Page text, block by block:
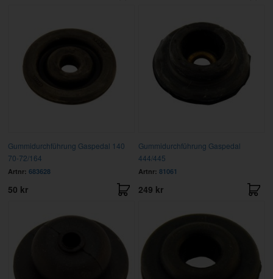
Gummidurchführung Gaspedal 140
70-72/164
Artnr: 683628
50 kr
Gummidurchführung Gaspedal
444/445
Artnr: 81061
249 kr